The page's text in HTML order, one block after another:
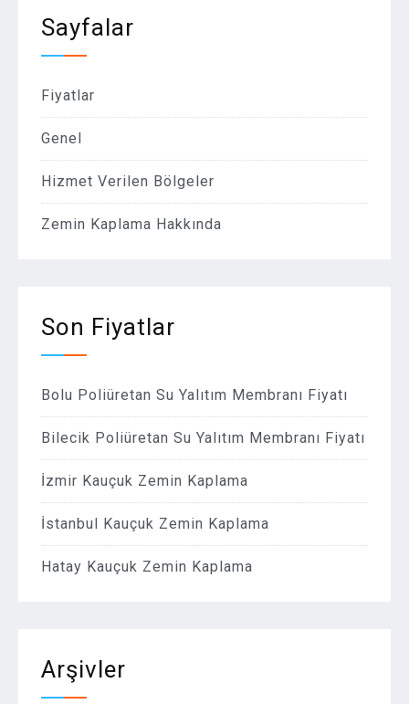
Sayfalar
Fiyatlar
Genel
Hizmet Verilen Bölgeler
Zemin Kaplama Hakkında
Son Fiyatlar
Bolu Poliüretan Su Yalıtım Membranı Fiyatı
Bilecik Poliüretan Su Yalıtım Membranı Fiyatı
İzmir Kauçuk Zemin Kaplama
İstanbul Kauçuk Zemin Kaplama
Hatay Kauçuk Zemin Kaplama
Arşivler